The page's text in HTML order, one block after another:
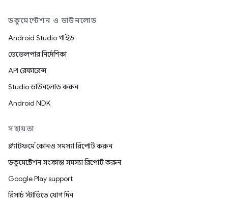
ডকুমেন্টেশন ও ডাউনলোড
Android Studio গাইড
ডেভেলপার নির্দেশিকা
API রেফারেন্স
Studio ডাউনলোড করুন
Android NDK
সহায়তা
প্ল্যাটফর্মে কোনও সমস্যা রিপোর্ট করুন
ডকুমেন্টেশন সংক্রান্ত সমস্যা রিপোর্ট করুন
Google Play support
রিসার্চ স্টাডিতে যোগ দিন